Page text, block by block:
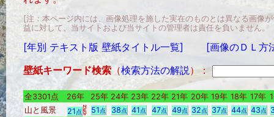
[注：本ページ内には、画像処理を施した実在のものとは異なる画像
益に対して、当サイトおよび当サイトの管理者は責任を負い
[年別 テキスト版 壁紙タイトル一覧]
[画像のＤＬ方
壁紙キーワード検索 （検索方法の解説）：
全3301点 26年 25年 24年 23年 22年 21年 20年 19年 18年 17年
山と風景
21点 51点 38点 41点 47点 49点 32点 37点 44点 43点